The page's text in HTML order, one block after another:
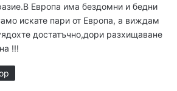
а
:
Европа има бездомни и бедни
искате пари от Европа, а виждам
достатъчно,дори разхищаване
!!!